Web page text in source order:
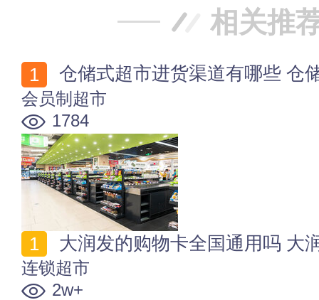
相关推
仓储式超市进货渠道有哪些 仓
会员制超市
1784
大润发的购物卡全国通用吗 大
连锁超市
2w+